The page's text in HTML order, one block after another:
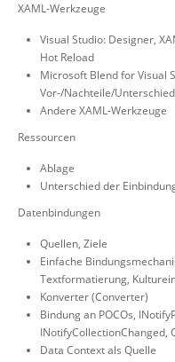
XAML-Werkzeuge
Visual Studio: Designer,
Hot Reload
Microsoft Blend for Visual
Vor-/Nachteile/
Andere XAML-Werkzeuge
Ressourcen
Ablage
Unterschied der
Datenbindungen
Quellen, Ziele
Einfache
Textformatierung,
Konverter (Converter)
Bindung an POCOs,
INotifyCollectionChanged,
Data Context als Quelle